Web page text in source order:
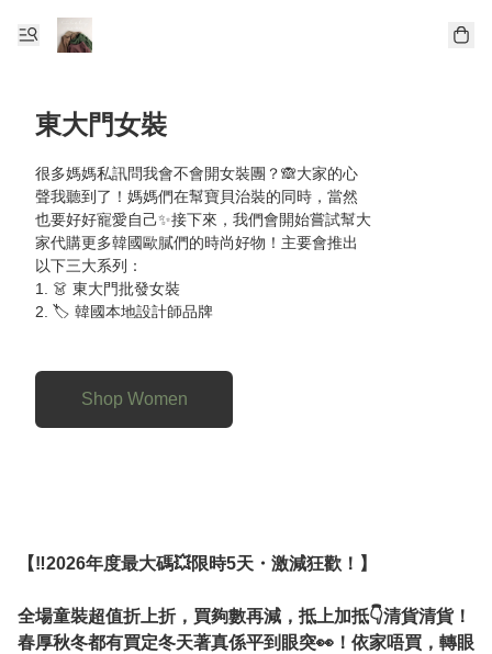
東大門女裝
很多媽媽私訊問我會不會開女裝團？🙈大家的心
聲我聽到了！媽媽們在幫寶貝治裝的同時，當然
也要好好寵愛自己✨接下來，我們會開始嘗試幫大
家代購更多韓國歐膩們的時尚好物！主要會推出
以下三大系列：
1. 👗 東大門批發女裝
2. 🏷️ 韓國本地設計師品牌
的保養彩妝！
✨特別限定：專屬許願池服務✨
口/官網尋寶、報價！
Shop Women
【‼️2026年度最大碼💥限時5天・激減狂歡！】
全場童裝超值折上折，買夠數再減，抵上加抵👇清貨清貨！
春厚秋冬都有買定冬天著真係平到眼突👀！依家唔買，轉眼